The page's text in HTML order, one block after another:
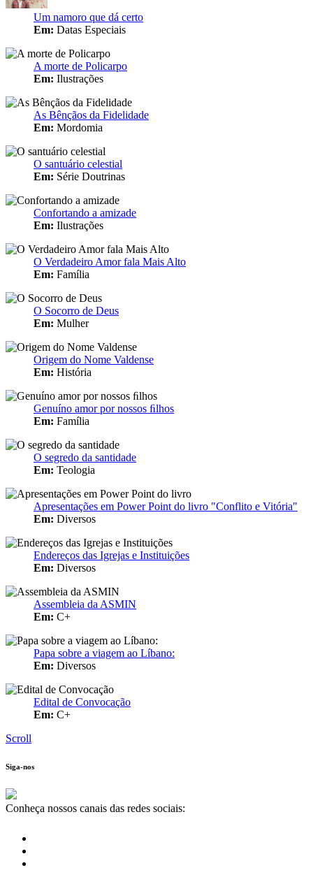
Um namoro que dá certo
Em: Datas Especiais
A morte de Policarpo
Em: Ilustrações
As Bênçãos da Fidelidade
Em: Mordomia
O santuário celestial
Em: Série Doutrinas
Confortando a amizade
Em: Ilustrações
O Verdadeiro Amor fala Mais Alto
Em: Família
O Socorro de Deus
Em: Mulher
Origem do Nome Valdense
Em: História
Genuíno amor por nossos ﬁlhos
Em: Família
O segredo da santidade
Em: Teologia
Apresentações em Power Point do livro "Conflito e Vitória"
Em: Diversos
Endereços das Igrejas e Instituições
Em: Diversos
Assembleia da ASMIN
Em: C+
Papa sobre a viagem ao Líbano:
Em: Diversos
Edital de Convocação
Em: C+
Scroll
Siga-nos
Conheça nossos canais das redes sociais: